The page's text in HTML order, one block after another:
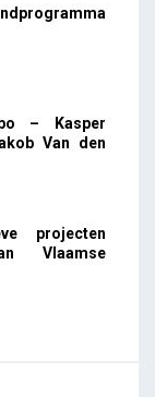
– Kasper
Van den
projecten
Vlaamse